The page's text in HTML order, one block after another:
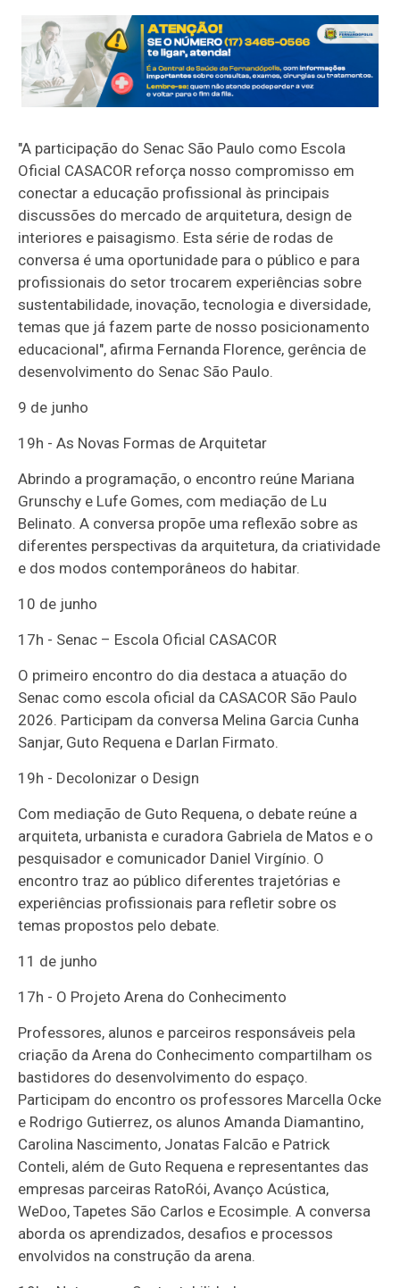
"A participação do Senac São Paulo como Escola
Oficial CASACOR reforça nosso compromisso em
conectar a educação profissional às principais
discussões do mercado de arquitetura, design de
interiores e paisagismo. Esta série de rodas de
conversa é uma oportunidade para o público e para
profissionais do setor trocarem experiências sobre
sustentabilidade, inovação, tecnologia e diversidade,
temas que já fazem parte de nosso posicionamento
educacional", afirma Fernanda Florence, gerência de
desenvolvimento do Senac São Paulo.
9 de junho
19h - As Novas Formas de Arquitetar
Abrindo a programação, o encontro reúne Mariana
Grunschy e Lufe Gomes, com mediação de Lu
Belinato. A conversa propõe uma reflexão sobre as
diferentes perspectivas da arquitetura, da criatividade
e dos modos contemporâneos do habitar.
10 de junho
17h - Senac – Escola Oficial CASACOR
O primeiro encontro do dia destaca a atuação do
Senac como escola oficial da CASACOR São Paulo
2026. Participam da conversa Melina Garcia Cunha
Sanjar, Guto Requena e Darlan Firmato.
19h - Decolonizar o Design
Com mediação de Guto Requena, o debate reúne a
arquiteta, urbanista e curadora Gabriela de Matos e o
pesquisador e comunicador Daniel Virgínio. O
encontro traz ao público diferentes trajetórias e
experiências profissionais para refletir sobre os
temas propostos pelo debate.
11 de junho
17h - O Projeto Arena do Conhecimento
Professores, alunos e parceiros responsáveis pela
criação da Arena do Conhecimento compartilham os
bastidores do desenvolvimento do espaço.
Participam do encontro os professores Marcella Ocke
e Rodrigo Gutierrez, os alunos Amanda Diamantino,
Carolina Nascimento, Jonatas Falcão e Patrick
Conteli, além de Guto Requena e representantes das
empresas parceiras RatoRói, Avanço Acústica,
WeDoo, Tapetes São Carlos e Ecosimple. A conversa
aborda os aprendizados, desafios e processos
envolvidos na construção da arena.